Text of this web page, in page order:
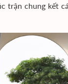
trận chung kết